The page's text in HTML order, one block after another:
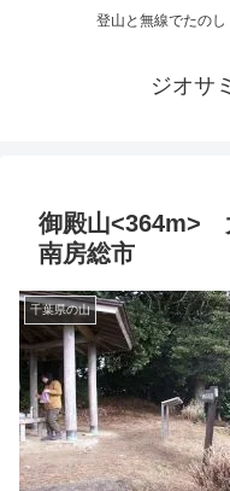
登山と無線でたの
ジオサ
御殿山<364m>
南房総市
千葉県の山